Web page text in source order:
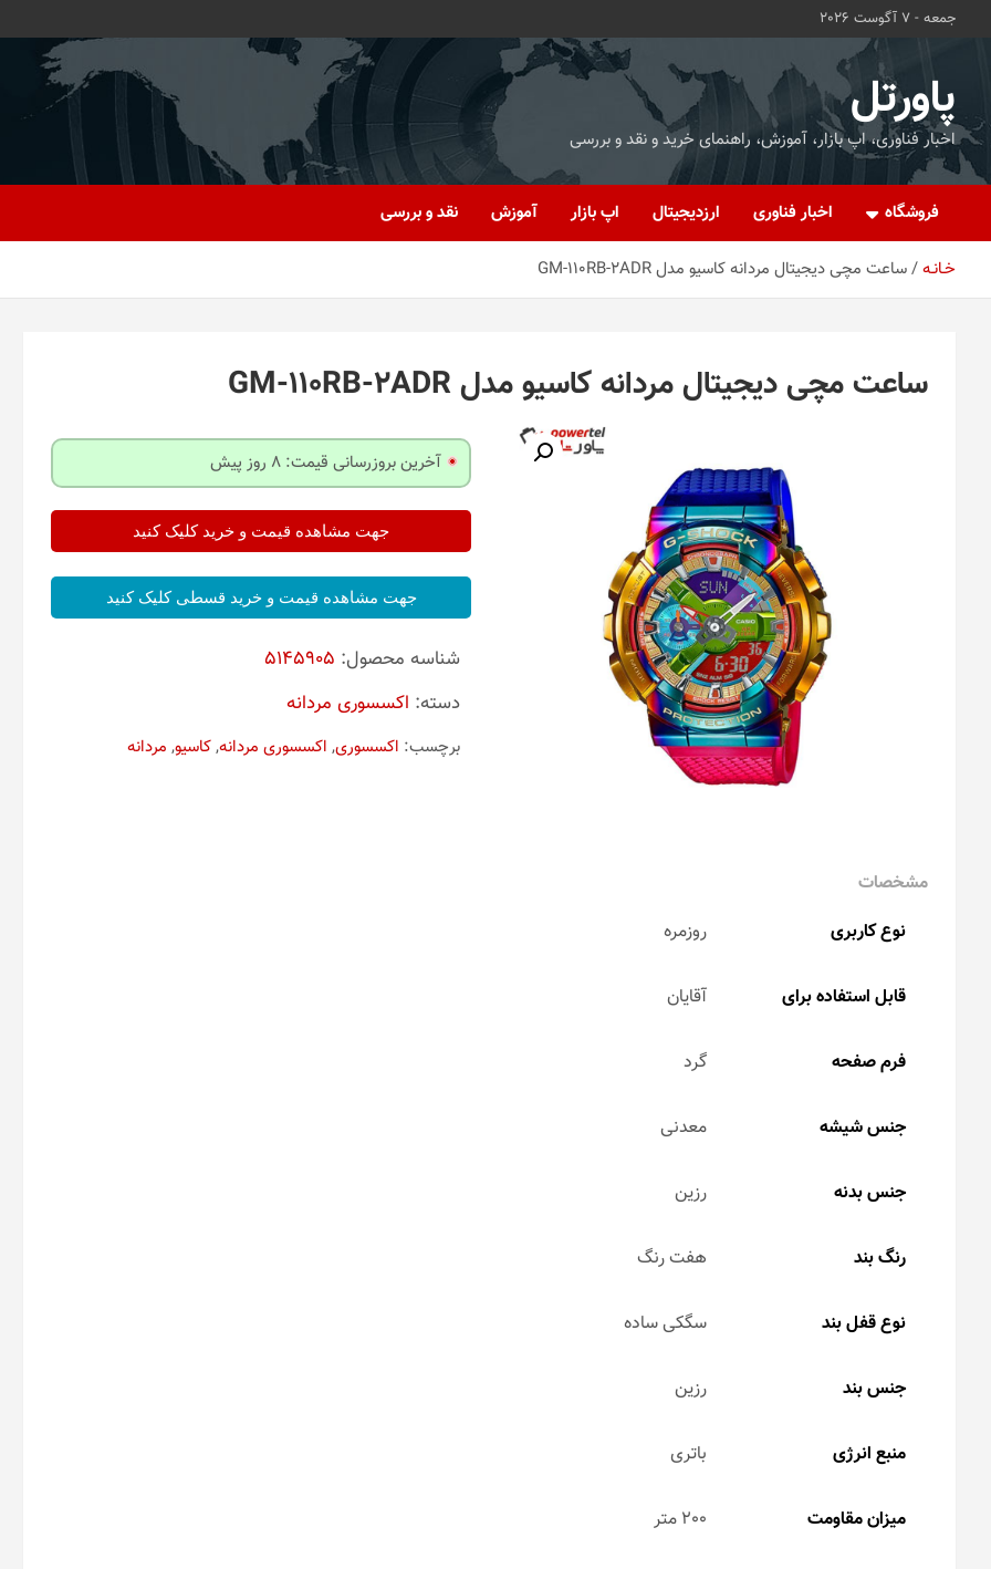
جمعه - 7 آگوست 2026
پاورتل
اخبار فناوری، اپ بازار، آموزش، راهنمای خرید و نقد و بررسی
فروشگاه اخبار فناوری ارزدیجیتال اپ بازار آموزش نقد و بررسی
خـانـه ساعت مچی دیجیتال مردانه کاسیو مدل GM-110RB-2ADR
ساعت مچی دیجیتال مردانه کاسیو مدل GM-110RB-2ADR
آخرین بروزرسانی قیمت: 8 روز پیش
جهت مشاهده قیمت و خرید کلیک کنید
جهت مشاهده قیمت و خرید قسطی کلیک کنید
شناسه محصول: 5145905
دسته: اکسسوری مردانه
برچسب: اکسسوری, اکسسوری مردانه,کاسیو, مردانه
مشخصات
نوع کاربری
روزمره
قابل استفاده برای آقایان
فرم صفحه گرد
جنس شیشه معدنی
جنس بدنه رزین
رنگ بند هفت رنگ
نوع قفل بند سگکی ساده
جنس بند رزین
منبع انرژی باتری
میزان مقاومت 200 متر